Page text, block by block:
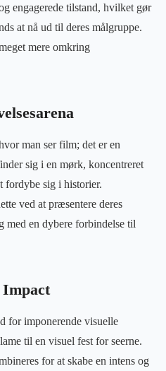
engagerede tilstand, hvilket gør
at nå ud til deres målgruppe.
mere omkring
man ser film; det er en
sig i en mørk, koncentreret
fordybe sig i historier.
ved at præsentere deres
med en dybere forbindelse til
Impact
for imponerende visuelle
til en visuel fest for seerne.
for at skabe en intens og